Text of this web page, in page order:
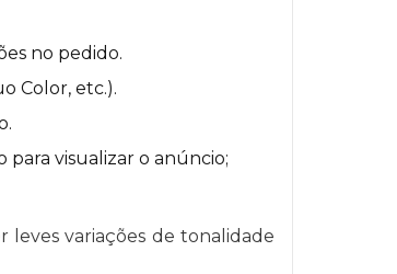
no pedido.
Color, etc.).
visualizar o anúncio;
leves variações de tonalidade